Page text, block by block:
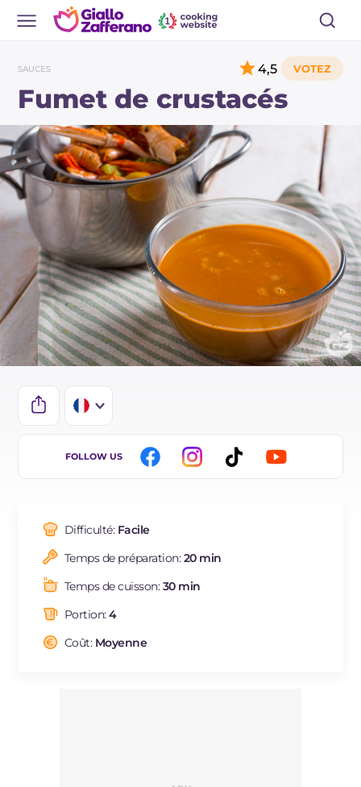
SAUCES
Fumet de crustacés
4,5
IT
BR
DE
NL
FOLLOW US
Difficulté: Facile
Temps de préparation:20 min
Temps de cuisson:30 min
Portion:4
Coût: Moyenne